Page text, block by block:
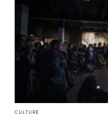
CULTURE